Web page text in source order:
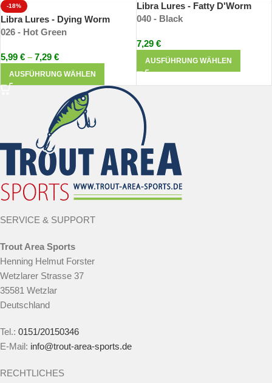
-18%
Libra Lures - Dying Worm
026 - Hot Green
5,99 € – 7,29 €
AUSFÜHRUNG WÄHLEN
Libra Lures - Fatty D'Worm
040 - Black
7,29 €
AUSFÜHRUNG WÄHLEN
SERVICE & SUPPORT
Trout Area Sports
Henning Helmut Forster
Wetzlarer Strasse 37
35581 Wetzlar
Deutschland
Tel.: 0151/20150346
E-Mail: info@trout-area-sports.de
RECHTLICHES